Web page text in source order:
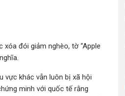
đói giảm nghèo, tờ “Apple
vực khác vẫn luôn bị xã hội
minh với quốc tế rằng